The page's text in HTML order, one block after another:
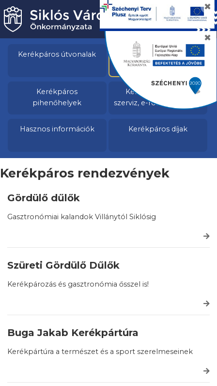
✖
✖
Kerékpáros útvonalak
Kerékpáros
rendezvények
Kerékpáros
pihenőhelyek
Kerékpárbérlés és
szerviz, e-roller és e-bike
Hasznos információk Kerékpáros díjak
Kerékpáros rendezvények
Gördülő dűlők
Gasztronómiai kalandok Villánytól Siklósig
Szüreti Gördülő Dűlők
Kerékpározás és gasztronómia ősszel is!
Buga Jakab Kerékpártúra
Kerékpártúra a természet és a sport szerelmeseinek